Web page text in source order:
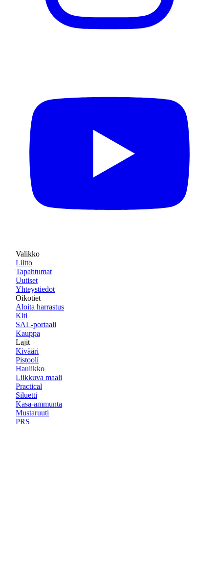
Valikko
Liitto
Tapahtumat
Uutiset
Yhteystiedot
Oikotiet
Aloita harrastus
Kiti
SAL-portaali
Kauppa
Lajit
Kivääri
Pistooli
Haulikko
Liikkuva maali
Practical
Siluetti
Kasa-ammunta
Mustaruuti
PRS